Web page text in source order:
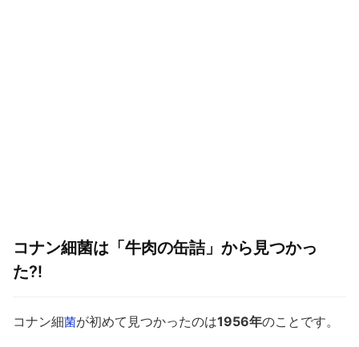
コナン細菌は「牛肉の缶詰」から見つかっ
た⁈
コナン細菌が初めて見つかったのは1956年のことです。